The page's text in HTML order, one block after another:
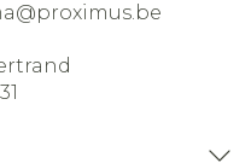
proximus.be